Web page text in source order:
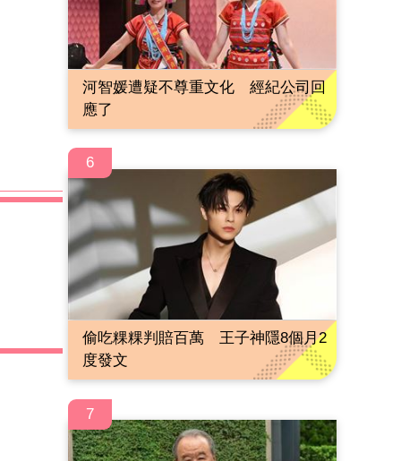
河智媛遭疑不尊重文化 經紀公司回
應了
6
偷吃粿粿判賠百萬 王子神隱8個月2
度發文
7